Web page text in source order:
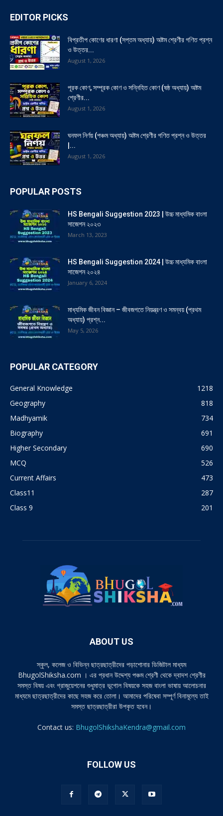
EDITOR PICKS
বিপ্রতীপ কোণের ধারণা (সপ্তম অধ্যায়) অষ্টম শ্রেণীর গণিত প্রশ্ন
ও উত্তর...
August 1, 2026
পূরক কোণ, সম্পূরক কোণ ও সন্নিহিত কোণ (ষষ্ঠ অধ্যায়) অষ্টম
শ্রেণীর...
August 1, 2026
ঘনফল নির্ণয় (পঞ্চম অধ্যায়) অষ্টম শ্রেণীর গণিত প্রশ্ন ও উত্তর
|...
August 1, 2026
POPULAR POSTS
HS Bengali Suggestion 2023 | উচ্চ মাধ্যমিক বাংলা
সাজেশন ২০২৩
March 13, 2023
HS Bengali Suggestion 2024 | উচ্চ মাধ্যমিক বাংলা
সাজেশন ২০২৪
January 6, 2024
মাধ্যমিক জীবন বিজ্ঞান – জীবজগতে নিয়ন্ত্রণ ও সমন্বয় (প্রথম
অধ্যায়) প্রশ্ন...
May 5, 2026
POPULAR CATEGORY
General Knowledge
1218
Geography
818
Madhyamik
734
Biography
691
Higher Secondary
690
MCQ
526
Current Affairs
473
Class11
287
Class 9
201
ABOUT US
স্কুল, কলেজ ও বিভিন্ন ছাত্রছাত্রীদের পড়াশোনার ডিজিটাল মাধ্যম
BhugolShiksha.com । এর প্রধান উদ্দেশ্য পঞ্চম শ্রেণী থেকে দ্বাদশ শ্রেণীর
সমস্ত বিষয় এবং গ্রাজুয়েশনের শুধুমাত্র ভূগোল বিষয়কে সহজ বাংলা ভাষায় আলোচনার
মাধ্যমে ছাত্রছাত্রীদের কাছে সহজ করে তোলা। আমাদের পরিষেবা সম্পূর্ণ বিনামূল্যে তাই
সমস্ত ছাত্রছাত্রীরা উপকৃত হবেন।
Contact us: BhugolShikshaKendra@gmail.com
FOLLOW US